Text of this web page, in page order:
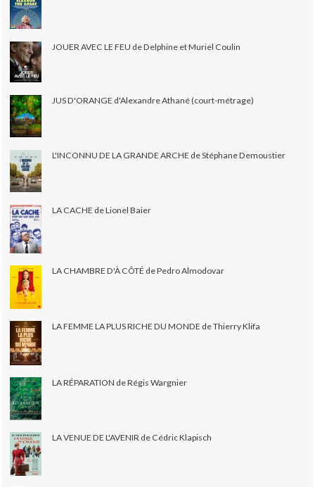
JOUER AVEC LE FEU de Delphine et Muriel Coulin
JUS D'ORANGE d'Alexandre Athané (court-métrage)
L'INCONNU DE LA GRANDE ARCHE de Stéphane Demoustier
LA CACHE de Lionel Baier
LA CHAMBRE D'À CÔTÉ de Pedro Almodovar
LA FEMME LA PLUS RICHE DU MONDE de Thierry Klifa
LA RÉPARATION de Régis Wargnier
LA VENUE DE L'AVENIR de Cédric Klapisch